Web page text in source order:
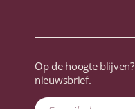
Op de hoogte
nieuwsbrief.